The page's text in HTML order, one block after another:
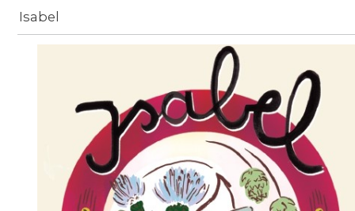
Elementi Navigazione
Isabel